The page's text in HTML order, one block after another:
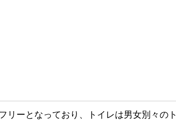
リーとなっており、トイレは男女別々のト